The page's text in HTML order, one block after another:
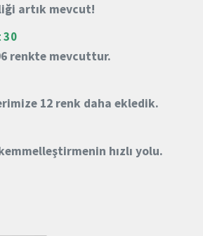
artık mevcut!
30
renkte mevcuttur.
12 renk daha ekledik.
hızlı yolu.